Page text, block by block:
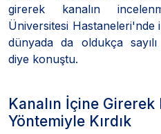
girerek kanalın
Üniversitesi
dünyada da oldukça sayılı
diye konuştu.
Kanalın İçine Girerek
Yöntemiyle Kırdık